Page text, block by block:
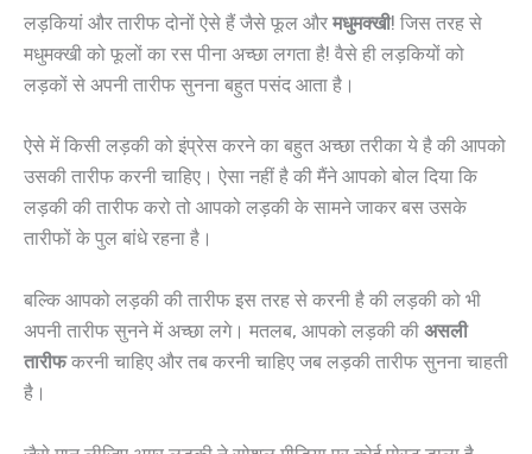
लड़कियां और तारीफ दोनों ऐसे हैं जैसे फूल और मधुमक्खी! जिस तरह से
मधुमक्खी को फूलों का रस पीना अच्छा लगता है! वैसे ही लड़कियों को
लड़कों से अपनी तारीफ सुनना बहुत पसंद आता है।
ऐसे में किसी लड़की को इंप्रेस करने का बहुत अच्छा तरीका ये है की आपको
उसकी तारीफ करनी चाहिए। ऐसा नहीं है की मैंने आपको बोल दिया कि
लड़की की तारीफ करो तो आपको लड़की के सामने जाकर बस उसके
तारीफों के पुल बांधे रहना है।
बल्कि आपको लड़की की तारीफ इस तरह से करनी है की लड़की को भी
अपनी तारीफ सुनने में अच्छा लगे। मतलब, आपको लड़की की असली
तारीफकरनी चाहिए और तब करनी चाहिए जब लड़की तारीफ सुनना चाहती
है। ‌